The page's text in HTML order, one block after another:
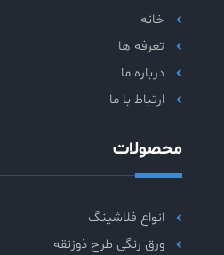
خانه
تعرفه ها
درباره ما
ارتباط با ما
محصولات
انواع فلاشینگ
ورق رنگی طرح ذوزنقه